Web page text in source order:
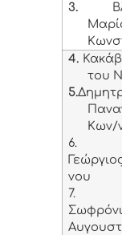
3.
4.
του
5.
Κων/
6.
νου
7.